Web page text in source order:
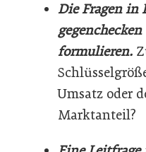
Die Fragen in
formulieren.
Umsatz oder
Marktanteil?